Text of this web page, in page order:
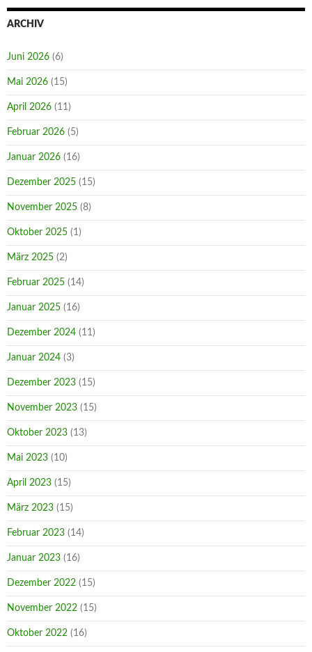
ARCHIV
Juni 2026 (6)
Mai 2026 (15)
April 2026 (11)
Februar 2026 (5)
Januar 2026 (16)
Dezember 2025 (15)
November 2025 (8)
Oktober 2025 (1)
März 2025 (2)
Februar 2025 (14)
Januar 2025 (16)
Dezember 2024 (11)
Januar 2024 (3)
Dezember 2023 (15)
November 2023 (15)
Oktober 2023 (13)
Mai 2023 (10)
April 2023 (15)
März 2023 (15)
Februar 2023 (14)
Januar 2023 (16)
Dezember 2022 (15)
November 2022 (15)
Oktober 2022 (16)